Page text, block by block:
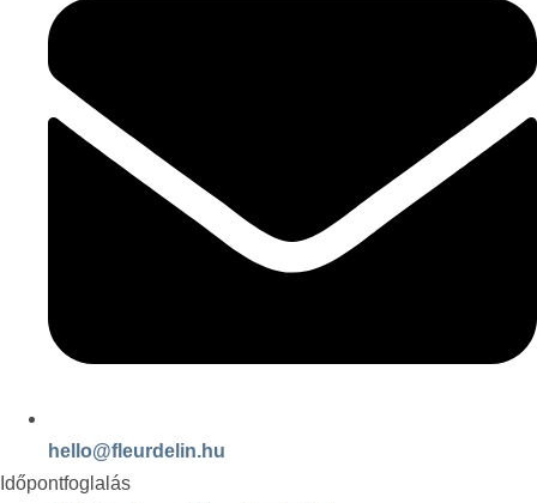
hello@fleurdelin.hu
Időpontfoglalás